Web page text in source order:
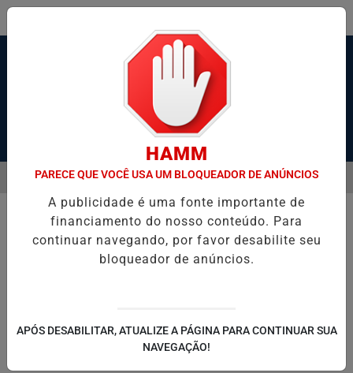
Pesquisar Notícia
SÃO VICENTE E GUARUJÁ MELHORAM DESEMPENHO
EM ALTA
MENU
HAMM
PARECE QUE VOCÊ USA UM BLOQUEADOR DE ANÚNCIOS
A publicidade é uma fonte importante de
financiamento do nosso conteúdo. Para
continuar navegando, por favor desabilite seu
bloqueador de anúncios.
APÓS DESABILITAR, ATUALIZE A PÁGINA PARA CONTINUAR SUA
NAVEGAÇÃO!